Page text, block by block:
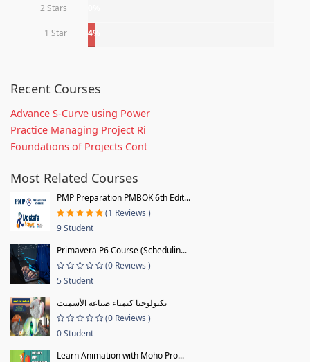
2 Stars
1 Star 4%
Recent Courses
Advance S-Curve using Power
Practice Managing Project Ri
Foundations of Projects Cont
Most Related Courses
PMP Preparation PMBOK 6th Edit...
(1 Reviews )
9 Student
Primavera P6 Course (Schedulin...
(0 Reviews )
5 Student
تكنولوجيا كيمياء صناعة الأسمنت
(0 Reviews )
0 Student
Learn Animation with Moho Pro...